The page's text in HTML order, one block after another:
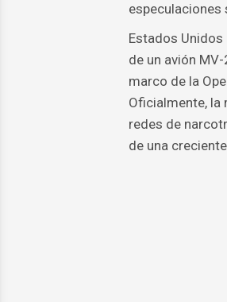
especulaciones
Estados
de un avión
marco de la
Oficialmente, la
redes de
de una